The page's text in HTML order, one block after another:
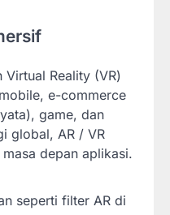
Reality (VR)
e-commerce
game, dan
global, AR / VR
depan aplikasi.
seperti filter AR di